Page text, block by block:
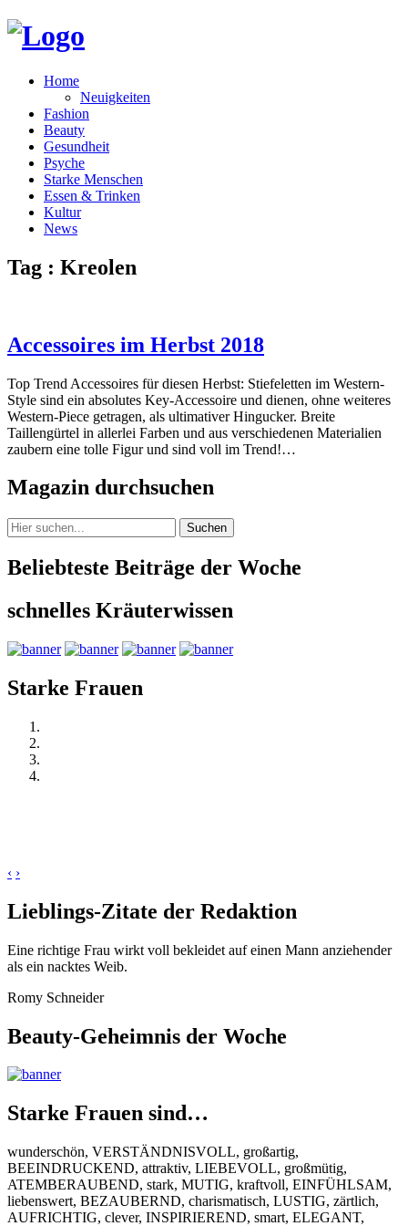
Home
Neuigkeiten
Fashion
Beauty
Gesundheit
Psyche
Starke Menschen
Essen & Trinken
Kultur
News
Tag : Kreolen
Accessoires im Herbst 2018
Top Trend Accessoires für diesen Herbst: Stiefeletten im Western-
Style sind ein absolutes Key-Accessoire und dienen, ohne weiteres
Western-Piece getragen, als ultimativer Hingucker. Breite
Taillengürtel in allerlei Farben und aus verschiedenen Materialien
zaubern eine tolle Figur und sind voll im Trend!…
Magazin durchsuchen
Suchen
Beliebteste Beiträge der Woche
schnelles Kräuterwissen
Starke Frauen
‹ ›
Lieblings-Zitate der Redaktion
Eine richtige Frau wirkt voll bekleidet auf einen Mann anziehender
als ein nacktes Weib.
Romy Schneider
Beauty-Geheimnis der Woche
Starke Frauen sind…
wunderschön, VERSTÄNDNISVOLL, großartig,
BEEINDRUCKEND, attraktiv, LIEBEVOLL, großmütig,
ATEMBERAUBEND, stark, MUTIG, kraftvoll, EINFÜHLSAM,
liebenswert, BEZAUBERND, charismatisch, LUSTIG, zärtlich,
AUFRICHTIG, clever, INSPIRIEREND, smart, ELEGANT,